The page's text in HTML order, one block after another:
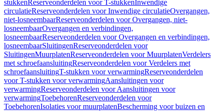
stukkenReserveonderdelen voor T-stukkenInwendige
circulatieReserveonderdelen voor Inwendige circulatieOvergangen,
niet-losneembaarReserveonderdelen voor Overgangen, niet-
losneembaarOvergangen en verbindingen,
losneembaarReserveonderdelen voor Overgangen en verbindingen,
losneembaarSluitingenReserveonderdelen voor
SluitingenMuurplatenReserveonderdelen voor MuurplatenVerdelers
met schroefaansluitingReserveonderdelen voor Verdelers met
schroefaansluitingT-stukken voor verwarmingReserveonderdelen
voor T-stukken voor verwarmingAansluitingen voor
verwarmingReserveonderdelen voor Aansluitingen voor
verwarmingToebehorenReserveonderdelen voor
ToebehorenIsolaties voor muurplatenBescherming voor buizen en